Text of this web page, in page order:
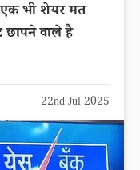
भी शेयर मत
छापने वाले है
22nd Jul 2025